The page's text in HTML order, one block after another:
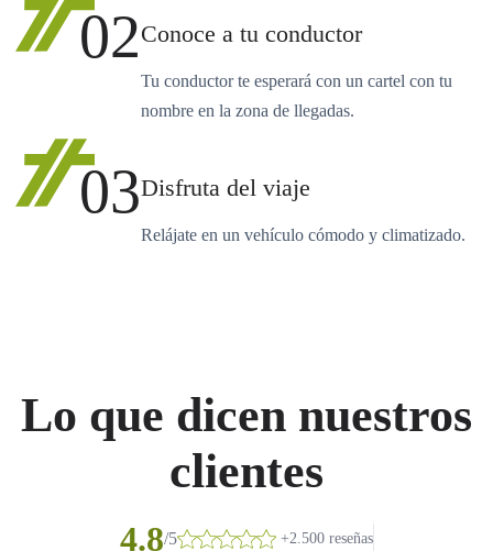
02Conoce a tu conductor
Tu conductor te esperará con un cartel con tu
nombre en la zona de llegadas.
03Disfruta del viaje
Relájate en un vehículo cómodo y climatizado.
Lo que dicen nuestros
clientes
4.8/5 +2.500 reseñas